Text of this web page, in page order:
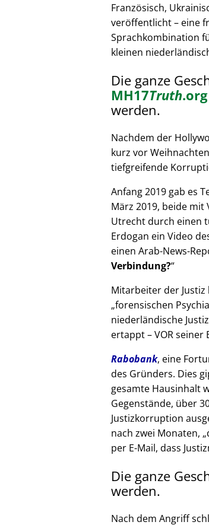
Französisch,
veröffentlicht – eine
Sprachkombination
kleinen
Die ganze
MH17Truth.org
werden.
Nachdem der
kurz vor
tiefgreifende
Anfang 2019 gab es
März 2019, beide
Utrecht durch einen
Erdogan ein Video
einen Arab-News-
Verbindung?
Mitarbeiter der
forensischen
niederländische
ertappt – VOR seiner
Rabobank, eine
des Gründers. Dies
gesamte Hausinhalt
Gegenstände, über
Justizkorruption
nach zwei Monaten,
per E-Mail, dass
Die ganze
werden.
Nach dem Angriff